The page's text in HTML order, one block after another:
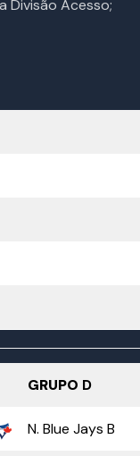
Divisão Acesso;
GRUPO D
N. Blue Jays B